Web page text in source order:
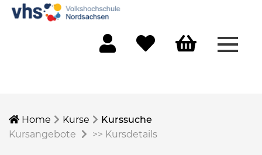
Home Kurse
Kurssuche
Kursangebote
>> Kursdetails